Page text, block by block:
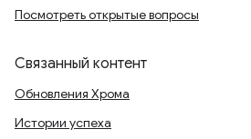
Посмотреть открытые вопросы
Связанный контент
Обновления Хрома
Истории успеха